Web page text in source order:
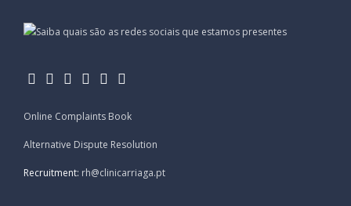
Online Complaints Book
Alternative Dispute Resolution
Recruitment: rh@clinicarriaga.pt